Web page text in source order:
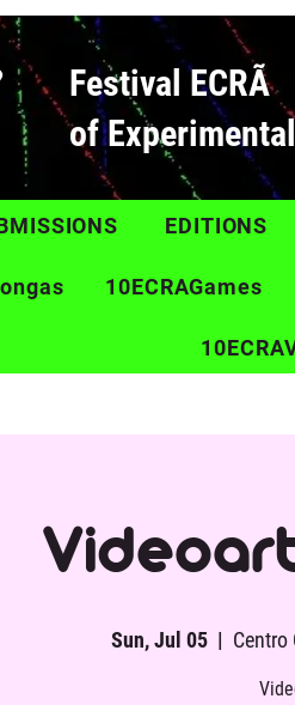
Festival ECRÃ
of
EDITIONS
10ECRAGames
Sun, Jul 05
  |
Centro